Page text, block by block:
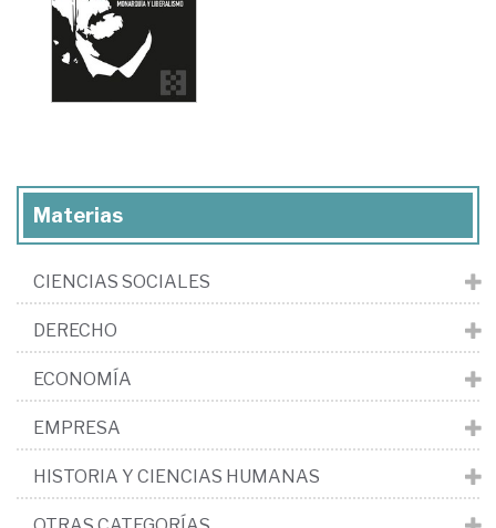
Materias
CIENCIAS SOCIALES
DERECHO
ECONOMÍA
EMPRESA
HISTORIA Y CIENCIAS HUMANAS